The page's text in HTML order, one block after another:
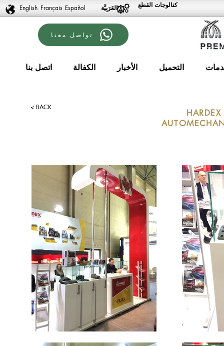
English Français Español العَرَبِيَّة‎‎ كتالوجات القطع
تواصل معنا
< BACK
التحميل الأخبار الكفالة اتصل بنا